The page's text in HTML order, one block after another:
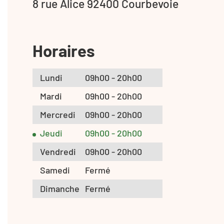
8 rue Alice 92400 Courbevoie
Horaires
Lundi
09h00 - 20h00
Mardi
09h00 - 20h00
Mercredi
09h00 - 20h00
Jeudi
09h00 - 20h00
Vendredi
09h00 - 20h00
Samedi
Fermé
Dimanche Fermé